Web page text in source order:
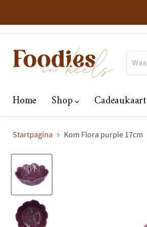
Home Shop Cadeaukaart
Startpagina Kom Flora purple 17cm